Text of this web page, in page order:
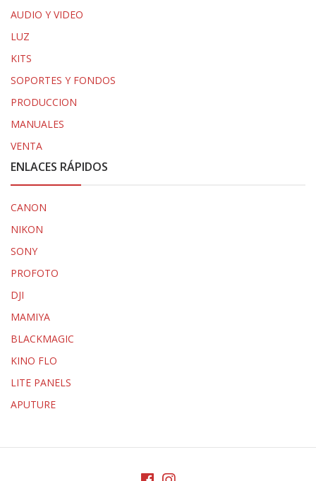
AUDIO Y VIDEO
LUZ
KITS
SOPORTES Y FONDOS
PRODUCCION
MANUALES
VENTA
ENLACES RÁPIDOS
CANON
NIKON
SONY
PROFOTO
DJI
MAMIYA
BLACKMAGIC
KINO FLO
LITE PANELS
APUTURE